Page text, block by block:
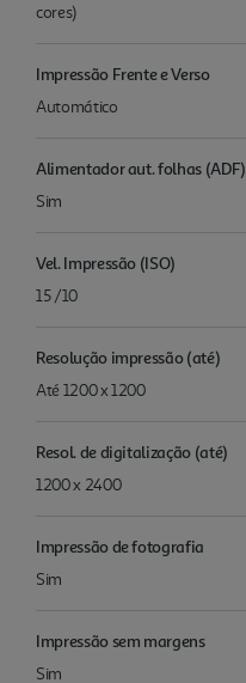
cores)
Impressão Frente e Verso
Automático
Alimentador aut. folhas (ADF)
Sim
Vel. Impressão (ISO)
15 /10
Resolução impressão (até)
Até 1200 x 1200
Resol. de digitalização (até)
1200 x 2400
Impressão de fotografia
Sim
Impressão sem margens
Sim